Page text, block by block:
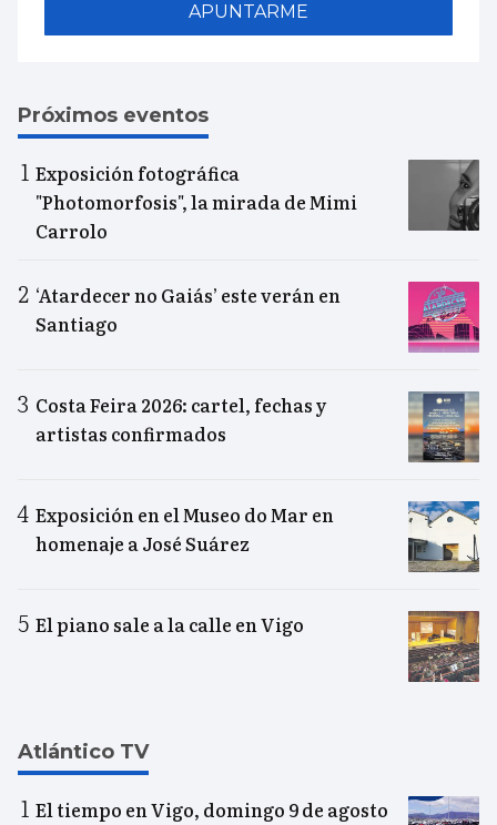
APUNTARME
Próximos eventos
Exposición fotográfica
"Photomorfosis", la mirada de Mimi
Carrolo
‘Atardecer no Gaiás’ este verán en
Santiago
Costa Feira 2026: cartel, fechas y
artistas confirmados
Exposición en el Museo do Mar en
homenaje a José Suárez
El piano sale a la calle en Vigo
Atlántico TV
El tiempo en Vigo, domingo 9 de agosto